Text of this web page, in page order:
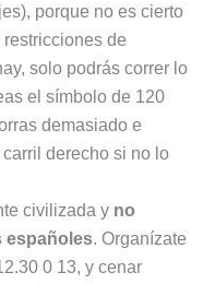
porque no es cierto
de
solo podrás correr lo
el símbolo de 120
demasiado e
derecho si no lo
civilizada yno
españoles. Organízate
0 13, y cenar